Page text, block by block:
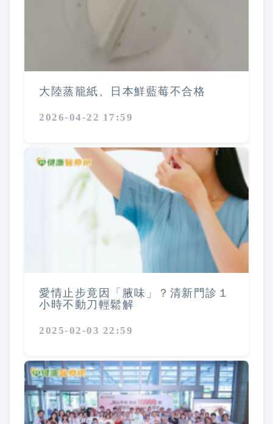
大陸蒸籠紙、日本鮮藍莓不合格
2026-04-22 17:59
愛情止步竟因「腋味」？清新門診１
小時不動刀輕鬆解
2025-02-03 22:59